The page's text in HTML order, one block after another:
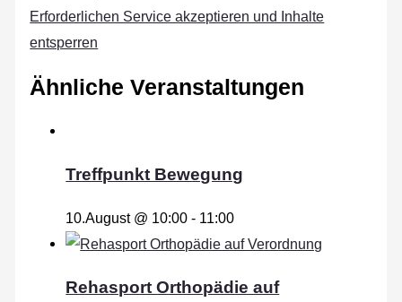
Erforderlichen Service akzeptieren und Inhalte
entsperren
Ähnliche Veranstaltungen
Treffpunkt Bewegung
10.August @ 10:00 - 11:00
Rehasport Orthopädie auf